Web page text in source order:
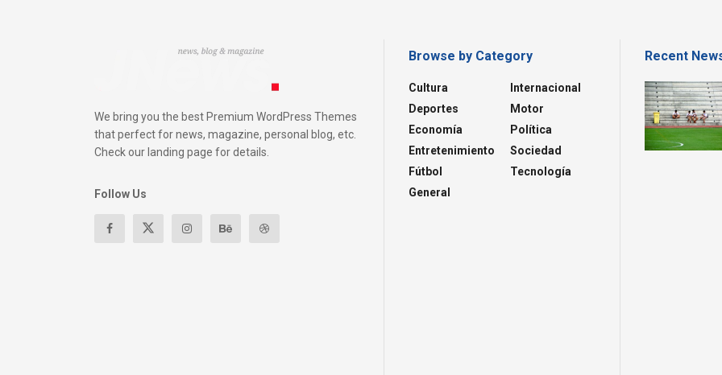
We bring you the best Premium WordPress Themes
that perfect for news, magazine, personal blog, etc.
Check our landing page for details.
Follow Us
Browse by Category
Cultura
Deportes
Economía
Entretenimiento
Fútbol
General
Internacional
Motor
Política
Sociedad
Tecnología
Recent